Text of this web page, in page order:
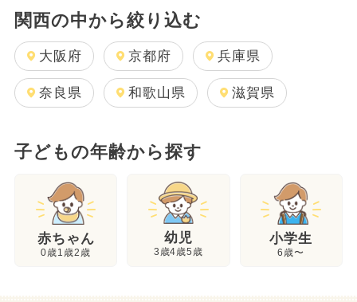
関西の中から絞り込む
大阪府 京都府 兵庫県
奈良県 和歌山県 滋賀県
子どもの年齢から探す
赤ちゃん
0歳1歳2歳
幼児
3歳4歳5歳
小学生
6歳〜